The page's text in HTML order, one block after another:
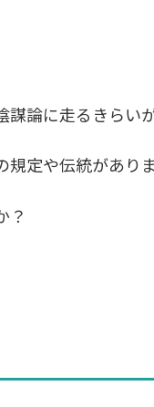
論に走るきらいが
定や伝統がありま
？